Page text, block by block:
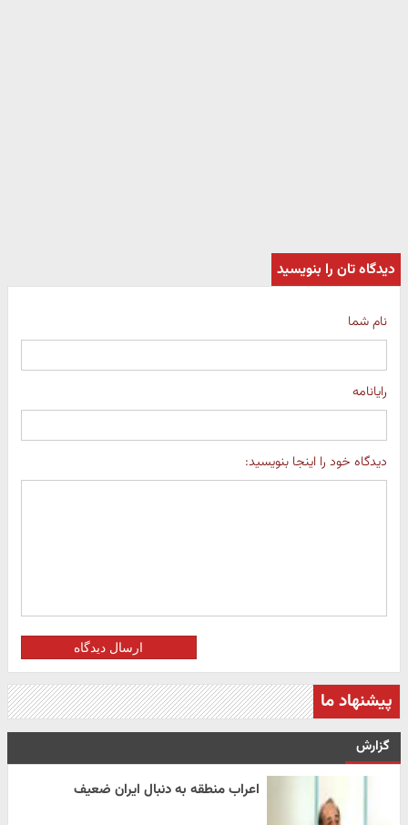
دیدگاه تان را بنویسید
نام شما
رایانامه
دیدگاه خود را اینجا بنویسید:
ارسال دیدگاه
پیشنهاد ما
گزارش
اعراب منطقه به دنبال ایران ضعیف